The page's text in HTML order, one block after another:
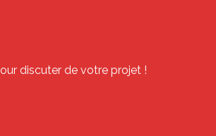
discuter de votre projet !